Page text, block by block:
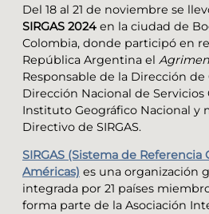
Del 18 al 21 de noviembre se
SIRGAS 2024 en la ciudad de
Colombia, donde participó en
República Argentina el
Responsable de la Dirección de
Dirección Nacional de Servicios
Instituto Geográfico Nacional y
Directivo de SIRGAS.
SIRGAS (Sistema de Referencia
Américas) es una organización
integrada por 21 países
forma parte de la Asociación